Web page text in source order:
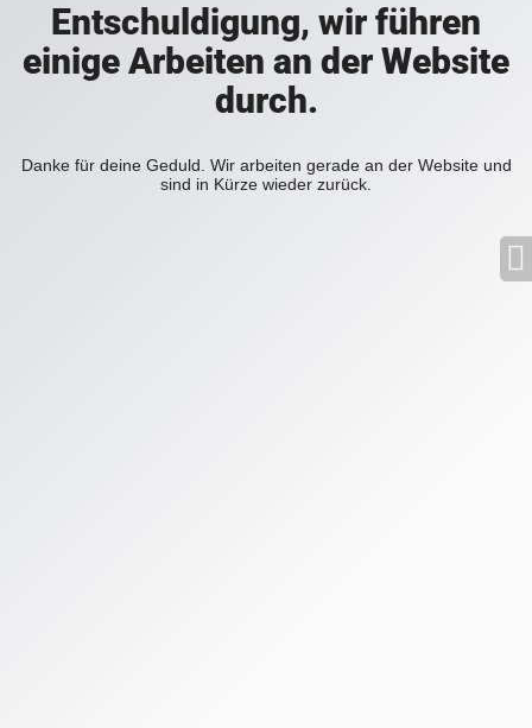
Entschuldigung, wir führen
einige Arbeiten an der Website
durch.
Danke für deine Geduld. Wir arbeiten gerade an der Website und
sind in Kürze wieder zurück.